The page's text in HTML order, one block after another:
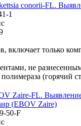
conorii-FL.
1
Zaire-FL. Выявление
(EBOV Zaire)
50-F